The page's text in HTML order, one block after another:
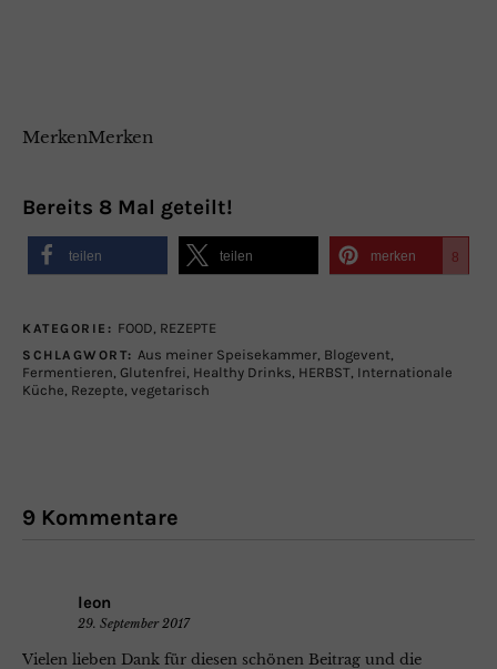
MerkenMerken
Bereits 8 Mal geteilt!
teilen teilen merken 8
KATEGORIE: FOOD REZEPTE
SCHLAGWORT: Aus meiner Speisekammer Blogevent
Fermentieren Glutenfrei Healthy Drinks HERBST Internationale
Küche Rezepte vegetarisch
9 Kommentare
leon
29. September 2017
Vielen lieben Dank für diesen schönen Beitrag und die